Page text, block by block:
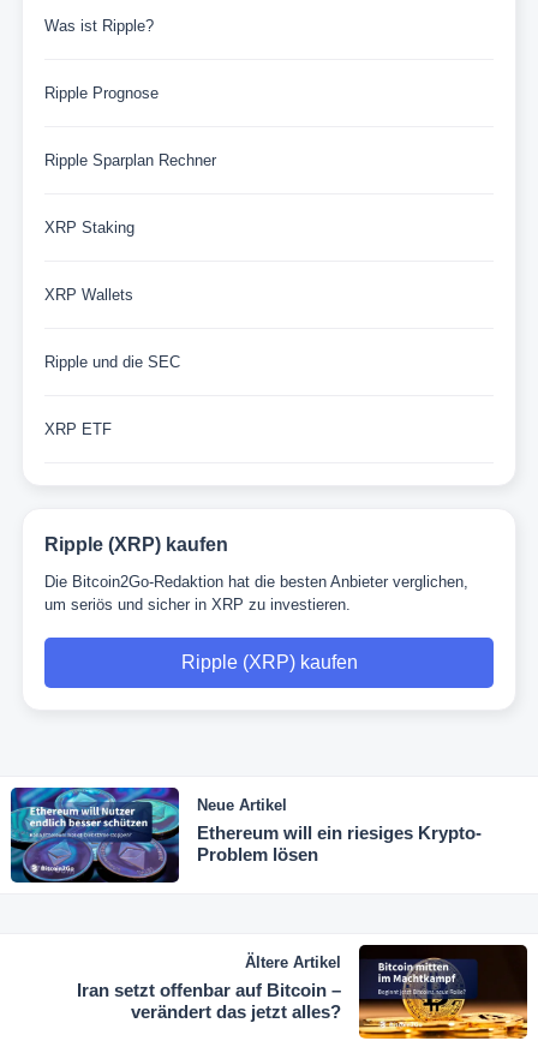
Was ist Ripple?
Ripple Prognose
Ripple Sparplan Rechner
XRP Staking
XRP Wallets
Ripple und die SEC
XRP ETF
Ripple (XRP) kaufen
Die Bitcoin2Go-Redaktion hat die besten Anbieter verglichen,
um seriös und sicher in XRP zu investieren.
Ripple (XRP) kaufen
Neue Artikel
Ethereum will ein riesiges Krypto-
Problem lösen
Ältere Artikel
Iran setzt offenbar auf Bitcoin –
verändert das jetzt alles?